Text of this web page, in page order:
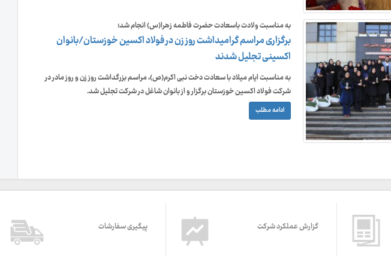
به مناسبت ولادت باسعادت حضرت فاطمه زهرا(س) انجام شد؛
برگزاری مراسم گرامیداشت روز زن در فولاد اکسین خوزستان/بانوان
اکسینی تجلیل شدند
به مناسبت ایام میلاد با سعادت دخت نبی اکرم(ص)، مراسم بزرگداشت روز زن و روز مادر در
شرکت فولاد اکسین خوزستان برگزار و از بانوان شاغل در شرکت تجلیل شد.
ادامه مطلب
گزارش عملکرد شرکت پیگیری سفارشات